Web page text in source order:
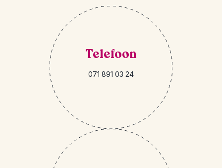
Telefoon
071 891 03 24